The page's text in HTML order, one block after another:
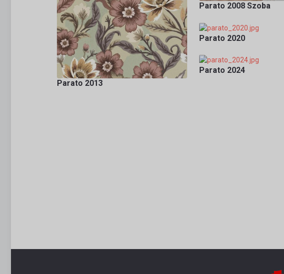
Parato 2008 Szoba
Parato 2013
Parato 2020
Parato 2024